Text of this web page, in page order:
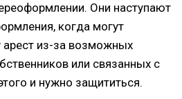
Они наступают
когда могут
арест из-за возможных
или связанных с
и нужно защититься.